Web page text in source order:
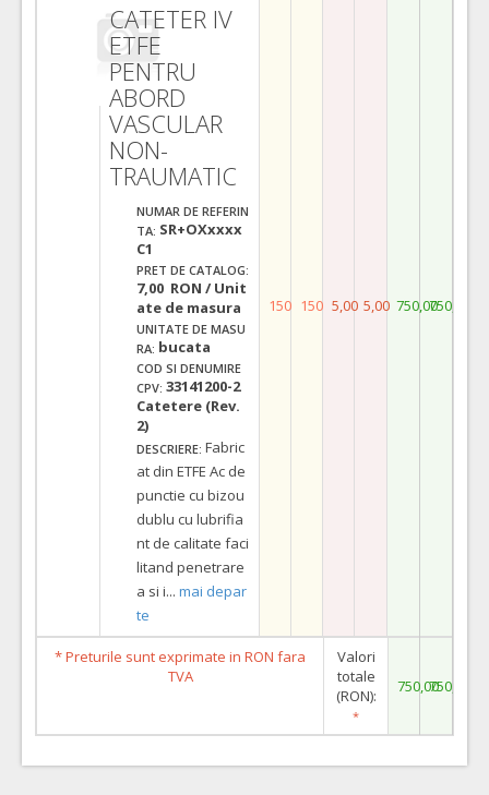
CATETER IV
ETFE
PENTRU
ABORD
VASCULAR
NON-
TRAUMATIC
NUMAR DE REFERIN
TA: SR+OXxxxx
C1
PRET DE CATALOG:
7,00 RON / Unit
ate de masura
UNITATE DE MASU
RA: bucata
COD SI DENUMIRE
CPV: 33141200-2
Catetere (Rev.
2)
DESCRIERE: Fabric
at din ETFE Ac de
punctie cu bizou
dublu cu lubrifia
nt de calitate faci
litand penetrare
a si i... mai depar
te
150 150 5,00 5,00 750,00750,00
* Preturile sunt exprimate in RON fara
TVA
Valori
totale
(RON):
*
750,00750,00